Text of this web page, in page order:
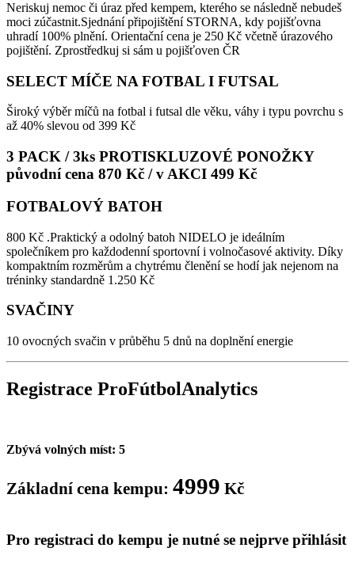
Neriskuj nemoc či úraz před kempem, kterého se následně nebudeš
moci zúčastnit.Sjednání připojištění STORNA, kdy pojišťovna
uhradí 100% plnění. Orientační cena je 250 Kč včetně úrazového
pojištění. Zprostředkuj si sám u pojišťoven ČR
SELECT MÍČE NA FOTBAL I FUTSAL
Široký výběr míčů na fotbal i futsal dle věku, váhy i typu povrchu s
až 40% slevou od 399 Kč
3 PACK / 3ks PROTISKLUZOVÉ PONOŽKY
původní cena 870 Kč / v AKCI 499 Kč
FOTBALOVÝ BATOH
800 Kč .Praktický a odolný batoh NIDELO je ideálním
společníkem pro každodenní sportovní i volnočasové aktivity. Díky
kompaktním rozměrům a chytrému členění se hodí jak nejenom na
tréninky standardně 1.250 Kč
SVAČINY
10 ovocných svačin v průběhu 5 dnů na doplnění energie
Registrace ProFútbolAnalytics
Zbývá volných míst: 5
Základní cena kempu: 4999 Kč
Pro registraci do kempu je nutné se nejprve přihlásit